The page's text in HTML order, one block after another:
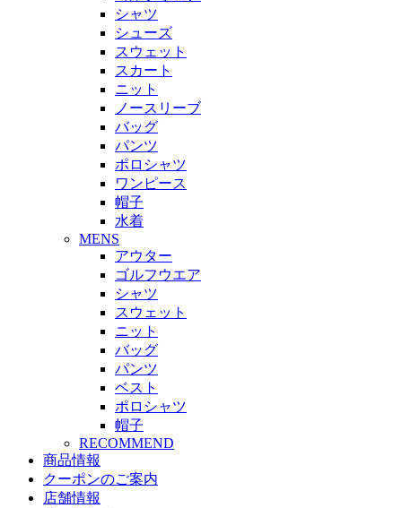
シャツ
シューズ
スウェット
スカート
ニット
ノースリーブ
バッグ
パンツ
ポロシャツ
ワンピース
帽子
水着
MENS
アウター
ゴルフウエア
シャツ
スウェット
ニット
バッグ
パンツ
ベスト
ポロシャツ
帽子
RECOMMEND
商品情報
クーポンのご案内
店舗情報